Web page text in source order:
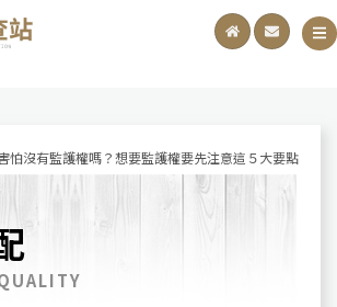
怕沒有監護權嗎？想要監護權要先注意這５大要點